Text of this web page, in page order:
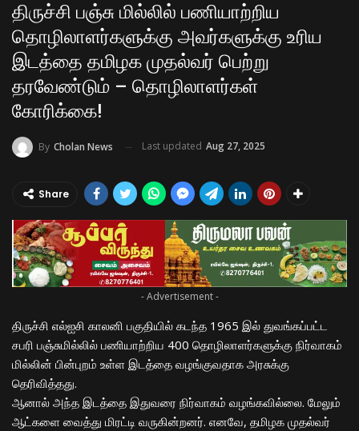
திருச்சி பஞ்சு மில்லில் பணியாற்றிய
தொழிலாளர்களுக்கு அவர்களுக்கு உரிய
இடத்தை தமிழக முதல்வர் பெற்று
தரவேண்டும் – தொழிலாளர்கள்
கோரிக்கை!
By Cholan News Last updated Aug 27, 2025
Share
- Advertisement -
திருச்சி எல்ஐசி காலனி பகுதியில் கடந்த 1965 இல் துவங்கப்பட்ட
சபரி பஞ்சுமில்லில் பணியாற்றிய 400 தொழிலாளர்களுக்கு நிர்வாகம்
மில்லின் பின்புறம் உள்ள இடத்தை வழங்குவதாக அரசுக்கு
தெரிவித்தது.
ஆனால் அந்த இடத்தை இதுவரை நிர்வாகம் வழங்கவில்லை. மேலும்
ஆட்களை வைத்து மிரட்டி வருகின்றனர். எனவே, தமிழக முதல்வர்